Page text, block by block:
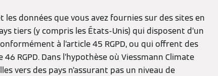
données que vous avez fournies sur des sites en
tiers (y compris les États-Unis) qui disposent d’un
à l’article 45 RGPD, ou qui offrent des
RGPD. Dans l’hypothèse où Viessmann Climate
vers des pays n’assurant pas un niveau de